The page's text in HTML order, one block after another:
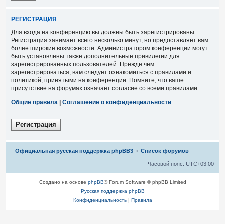
РЕГИСТРАЦИЯ
Для входа на конференцию вы должны быть зарегистрированы.
Регистрация занимает всего несколько минут, но предоставляет вам
более широкие возможности. Администратором конференции могут
быть установлены также дополнительные привилегии для
зарегистрированных пользователей. Прежде чем
зарегистрироваться, вам следует ознакомиться с правилами и
политикой, принятыми на конференции. Помните, что ваше
присутствие на форумах означает согласие со всеми правилами.
Общие правила
Соглашение о конфиденциальности
Регистрация
Официальная русская поддержка phpBB3 Список форумов
Часовой пояс: UTC+03:00
Связаться с
Создано на основе phpBB® Forum Software © phpBB Limited
Русская поддержка phpBB
Конфиденциальность| Правила